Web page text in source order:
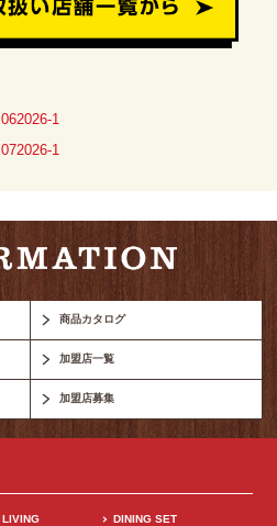
062026-1
072026-1
商品カタログ
加盟店一覧
加盟店募集
LIVING DINING SET